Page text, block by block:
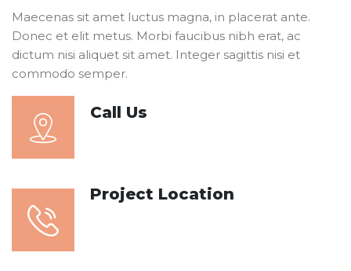
Maecenas sit amet luctus magna, in placerat ante.
Donec et elit metus. Morbi faucibus nibh erat, ac
dictum nisi aliquet sit amet. Integer sagittis nisi et
commodo semper.
Call Us
Project Location